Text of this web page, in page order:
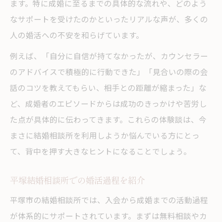
ます。特に成婚に至るまでの具体的な流れや、どのよう
なサポートを受けたのかといったリアルな声が、多くの
人の婚活への不安を和らげています。
例えば、「自分に自信が持てなかったが、カウンセラー
のアドバイスで積極的に行動できた」「見合いの際の会
話のコツを教えてもらい、相手との距離が縮まった」な
ど、成婚者のエピソードからは成功のきっかけや苦労し
た点が具体的に伝わってきます。これらの体験談は、今
まさに結婚相談所を利用しようか悩んでいる方にとっ
て、背中を押す大きなヒントになることでしょう。
平塚結婚相談所での婚活過程を紹介
平塚市の結婚相談所では、入会から成婚までの活動過程
が体系的にサポートされています。まずは無料相談やカ